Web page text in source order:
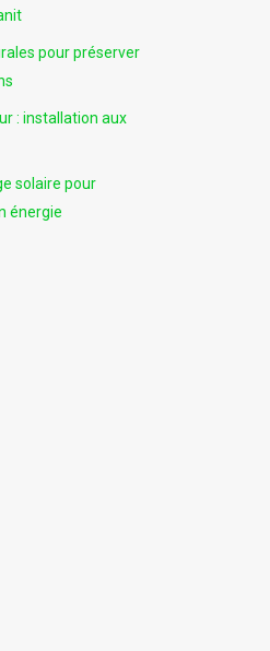
pour préserver
: installation aux
solaire pour
énergie